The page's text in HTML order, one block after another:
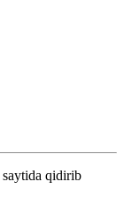
saytida qidirib